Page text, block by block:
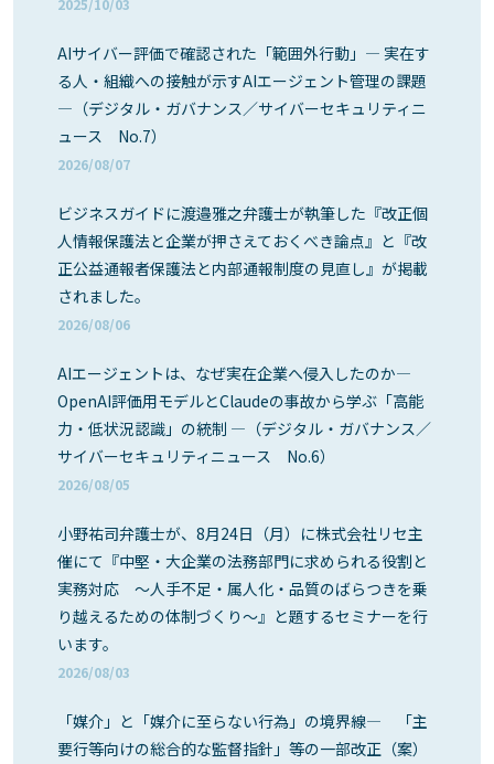
2025/10/03
AIサイバー評価で確認された「範囲外行動」― 実在す
る人・組織への接触が示すAIエージェント管理の課題
―（デジタル・ガバナンス／サイバーセキュリティニ
ュース No.7）
2026/08/07
ビジネスガイドに渡邉雅之弁護士が執筆した『改正個
人情報保護法と企業が押さえておくべき論点』と『改
正公益通報者保護法と内部通報制度の見直し』が掲載
されました。
2026/08/06
AIエージェントは、なぜ実在企業へ侵入したのか―
OpenAI評価用モデルとClaudeの事故から学ぶ「高能
力・低状況認識」の統制 ―（デジタル・ガバナンス／
サイバーセキュリティニュース No.6）
2026/08/05
小野祐司弁護士が、8月24日（月）に株式会社リセ主
催にて『中堅・大企業の法務部門に求められる役割と
実務対応 ～人手不足・属人化・品質のばらつきを乗
り越えるための体制づくり～』と題するセミナーを行
います。
2026/08/03
「媒介」と「媒介に至らない行為」の境界線― 「主
要行等向けの総合的な監督指針」等の一部改正（案）